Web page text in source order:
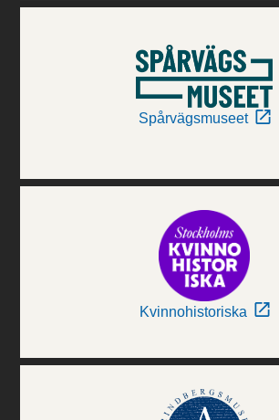
Spårvägsmuseet
Kvinnohistoriska